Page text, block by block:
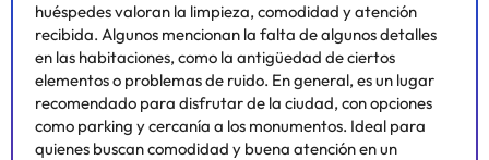
huéspedes valoran la limpieza, comodidad y atención
recibida. Algunos mencionan la falta de algunos detalles
en las habitaciones, como la antigüedad de ciertos
elementos o problemas de ruido. En general, es un lugar
recomendado para disfrutar de la ciudad, con opciones
como parking y cercanía a los monumentos. Ideal para
quienes buscan comodidad y buena atención en un